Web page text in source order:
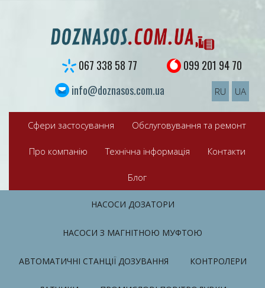
067 338 58 77
099 201 94 70
info@doznasos.com.ua
RU UA
Сфери застосування Обслуговування та ремонт
Про компанію Технічна інформація Контакти
Блог
НАСОСИ ДОЗАТОРИ
НАСОСИ З МАГНІТНОЮ МУФТОЮ
АВТОМАТИЧНІ СТАНЦІЇ ДОЗУВАННЯ КОНТРОЛЕРИ